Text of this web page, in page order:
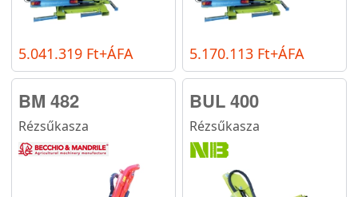
5.041.319 Ft+ÁFA 5.170.113 Ft+ÁFA
BM 482
Rézsűkasza
BUL 400
Rézsűkasza